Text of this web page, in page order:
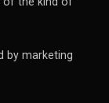
by marketing